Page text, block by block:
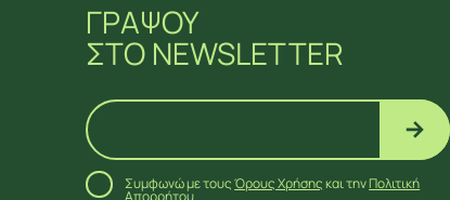
ΓΡΑΨΟΥ
ΣΤΟ NEWSLETTER
Συμφωνώ με τουςΌρους Χρήσηςκαι τηνΠολιτική